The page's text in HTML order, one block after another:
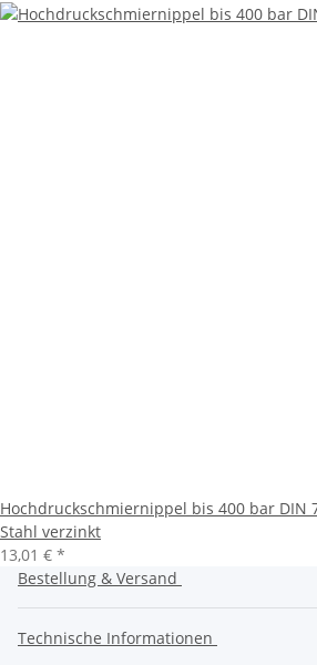
Hochdruckschmiernippel bis 400 bar DIN
Stahl verzinkt
13,01 € *
Bestellung & Versand
Technische Informationen